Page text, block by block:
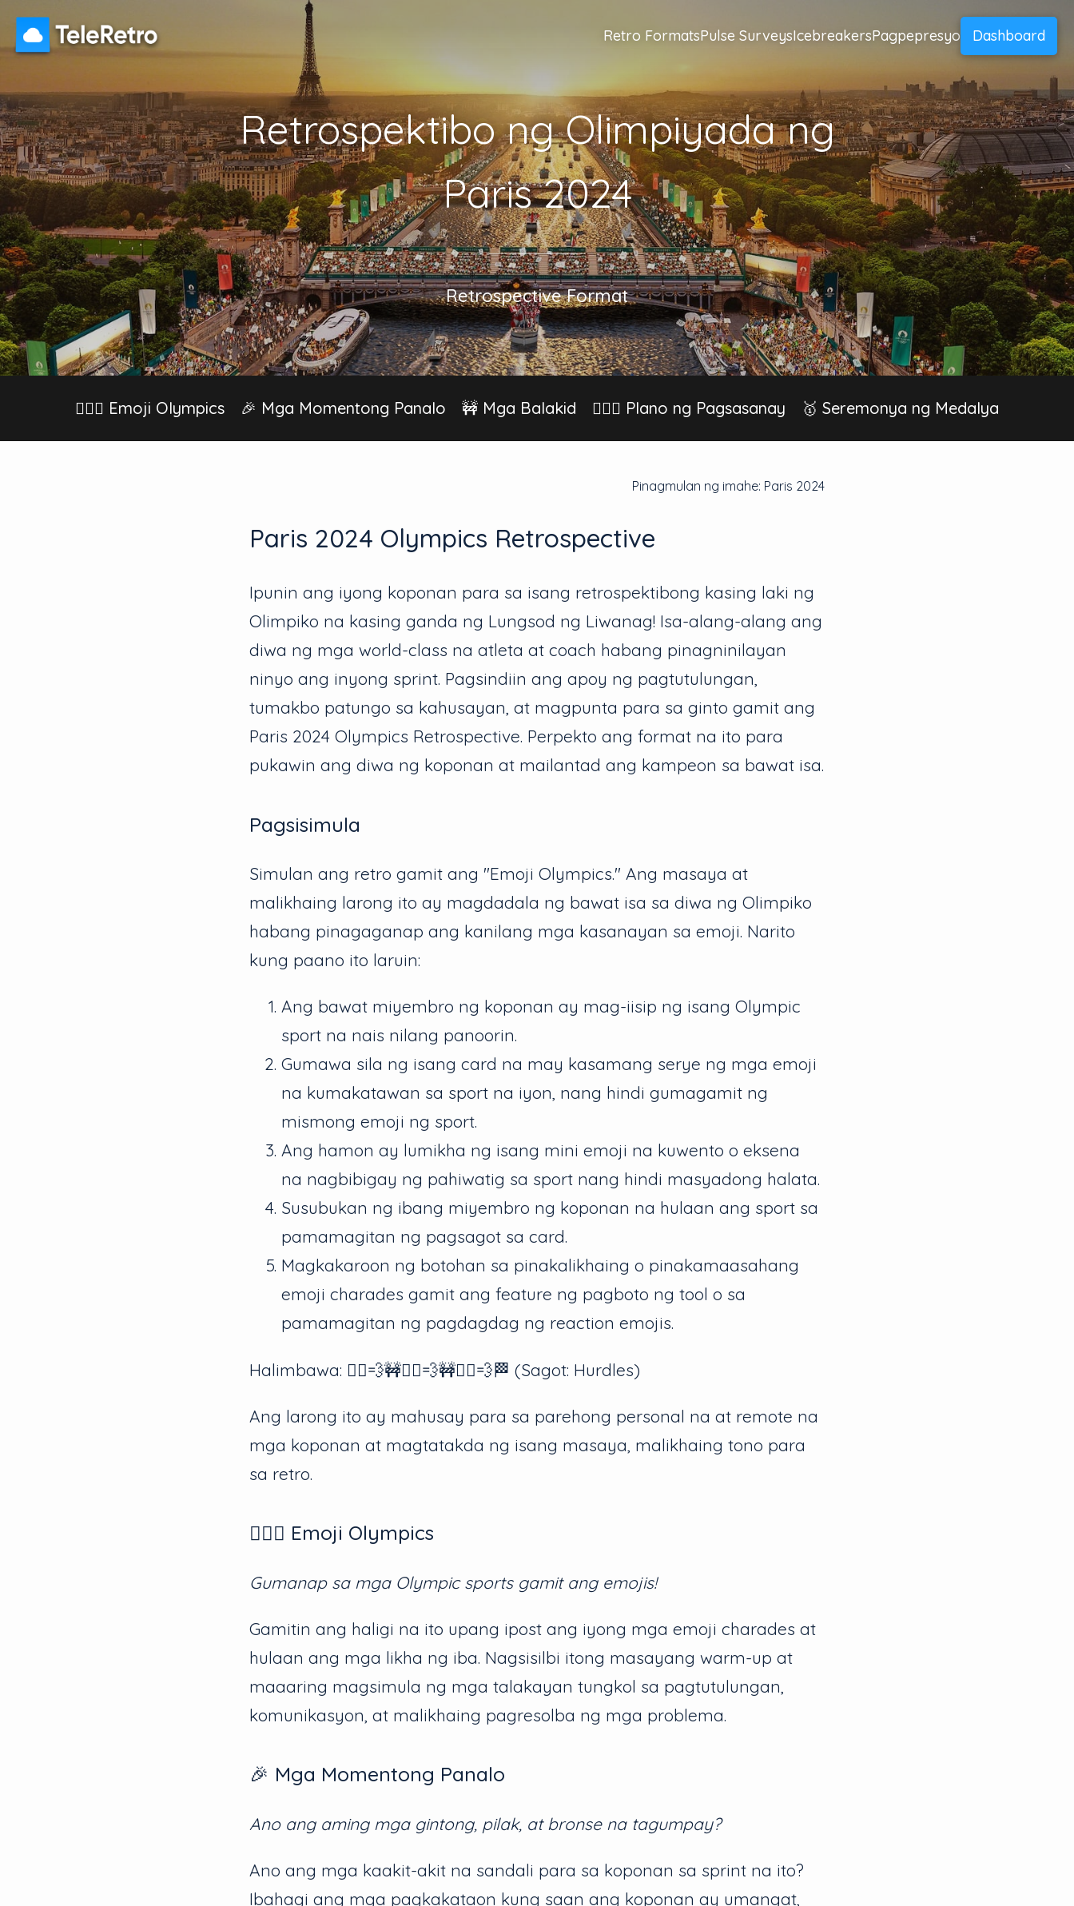
Retro FormatsPulse SurveysIcebreakersPagpepresyo Dashboard
Retrospektibo ng Olimpiyada ng
Paris 2024
Retrospective Format
🏊🏽‍♀️ Emoji Olympics 🎉 Mga Momentong Panalo 🚧 Mga Balakid 🏃🏻‍♀️ Plano ng Pagsasanay 🥇 Seremonya ng Medalya
Pinagmulan ng imahe: Paris 2024
Paris 2024 Olympics Retrospective
Ipunin ang iyong koponan para sa isang retrospektibong kasing laki ng
Olimpiko na kasing ganda ng Lungsod ng Liwanag! Isa-alang-alang ang
diwa ng mga world-class na atleta at coach habang pinagninilayan
ninyo ang inyong sprint. Pagsindiin ang apoy ng pagtutulungan,
tumakbo patungo sa kahusayan, at magpunta para sa ginto gamit ang
Paris 2024 Olympics Retrospective. Perpekto ang format na ito para
pukawin ang diwa ng koponan at mailantad ang kampeon sa bawat isa.
Pagsisimula
Simulan ang retro gamit ang "Emoji Olympics." Ang masaya at
malikhaing larong ito ay magdadala ng bawat isa sa diwa ng Olimpiko
habang pinagaganap ang kanilang mga kasanayan sa emoji. Narito
kung paano ito laruin:
Ang bawat miyembro ng koponan ay mag-iisip ng isang Olympic
sport na nais nilang panoorin.
Gumawa sila ng isang card na may kasamang serye ng mga emoji
na kumakatawan sa sport na iyon, nang hindi gumagamit ng
mismong emoji ng sport.
Ang hamon ay lumikha ng isang mini emoji na kuwento o eksena
na nagbibigay ng pahiwatig sa sport nang hindi masyadong halata.
Susubukan ng ibang miyembro ng koponan na hulaan ang sport sa
pamamagitan ng pagsagot sa card.
Magkakaroon ng botohan sa pinakalikhaing o pinakamaasahang
emoji charades gamit ang feature ng pagboto ng tool o sa
pamamagitan ng pagdagdag ng reaction emojis.
Halimbawa: 🏃‍♀️💨🚧🏃‍♀️💨🚧🏃‍♀️💨🏁 (Sagot: Hurdles)
Ang larong ito ay mahusay para sa parehong personal na at remote na
mga koponan at magtatakda ng isang masaya, malikhaing tono para
sa retro.
🏊🏽‍♀️ Emoji Olympics
Gumanap sa mga Olympic sports gamit ang emojis!
Gamitin ang haligi na ito upang ipost ang iyong mga emoji charades at
hulaan ang mga likha ng iba. Nagsisilbi itong masayang warm-up at
maaaring magsimula ng mga talakayan tungkol sa pagtutulungan,
komunikasyon, at malikhaing pagresolba ng mga problema.
🎉 Mga Momentong Panalo
Ano ang aming mga gintong, pilak, at bronse na tagumpay?
Ano ang mga kaakit-akit na sandali para sa koponan sa sprint na ito?
Ibahagi ang mga pagkakataon kung saan ang koponan ay umangat,